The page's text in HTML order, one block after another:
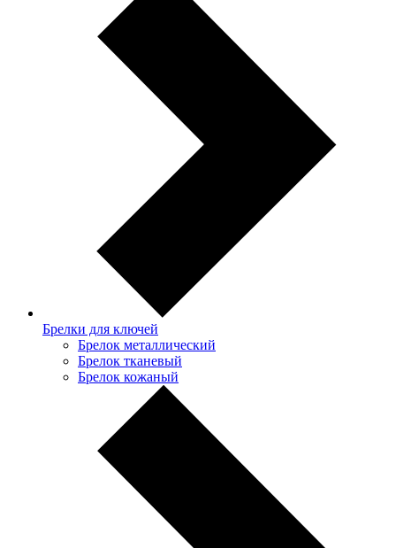
Брелки для ключей
Брелок металлический
Брелок тканевый
Брелок кожаный